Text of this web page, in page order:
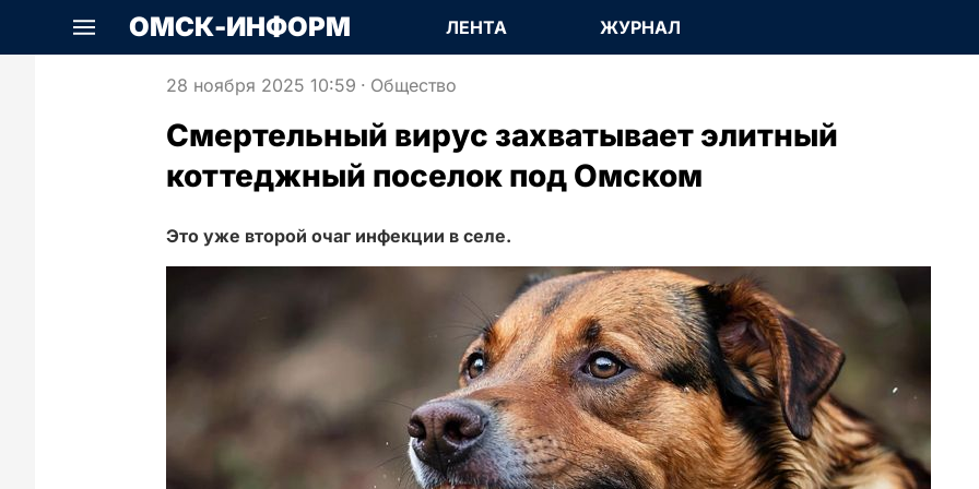
ОМСК-ИНФОРМ ЛЕНТА ЖУРНАЛ
28 ноября 2025 10:59 · Общество
Смертельный вирус захватывает элитный
коттеджный поселок под Омском
Это уже второй очаг инфекции в селе.